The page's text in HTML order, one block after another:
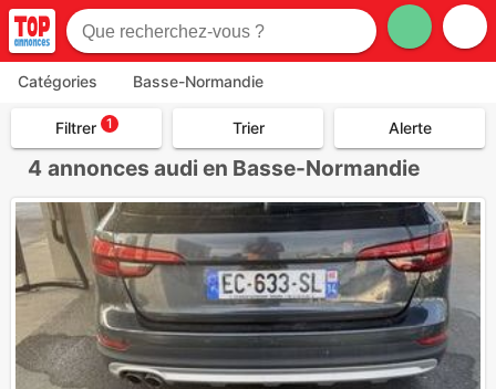
Catégories Basse-Normandie
Filtrer 1 Trier Alerte
4 annonces audi en Basse-Normandie